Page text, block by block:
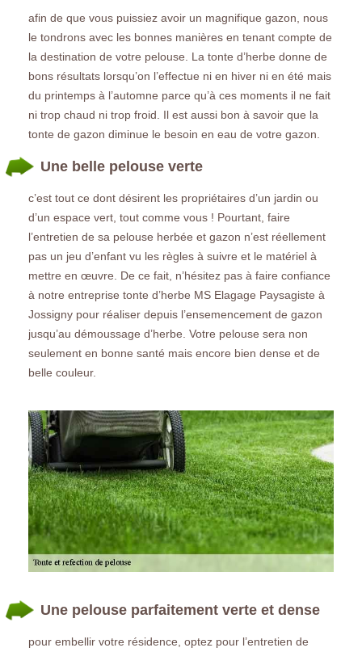
afin de que vous puissiez avoir un magnifique gazon, nous
le tondrons avec les bonnes manières en tenant compte de
la destination de votre pelouse. La tonte d’herbe donne de
bons résultats lorsqu’on l’effectue ni en hiver ni en été mais
du printemps à l’automne parce qu’à ces moments il ne fait
ni trop chaud ni trop froid. Il est aussi bon à savoir que la
tonte de gazon diminue le besoin en eau de votre gazon.
Une belle pelouse verte
c’est tout ce dont désirent les propriétaires d’un jardin ou
d’un espace vert, tout comme vous ! Pourtant, faire
l’entretien de sa pelouse herbée et gazon n’est réellement
pas un jeu d’enfant vu les règles à suivre et le matériel à
mettre en œuvre. De ce fait, n’hésitez pas à faire confiance
à notre entreprise tonte d’herbe MS Elagage Paysagiste à
Jossigny pour réaliser depuis l’ensemencement de gazon
jusqu’au démoussage d’herbe. Votre pelouse sera non
seulement en bonne santé mais encore bien dense et de
belle couleur.
Une pelouse parfaitement verte et dense
pour embellir votre résidence, optez pour l’entretien de